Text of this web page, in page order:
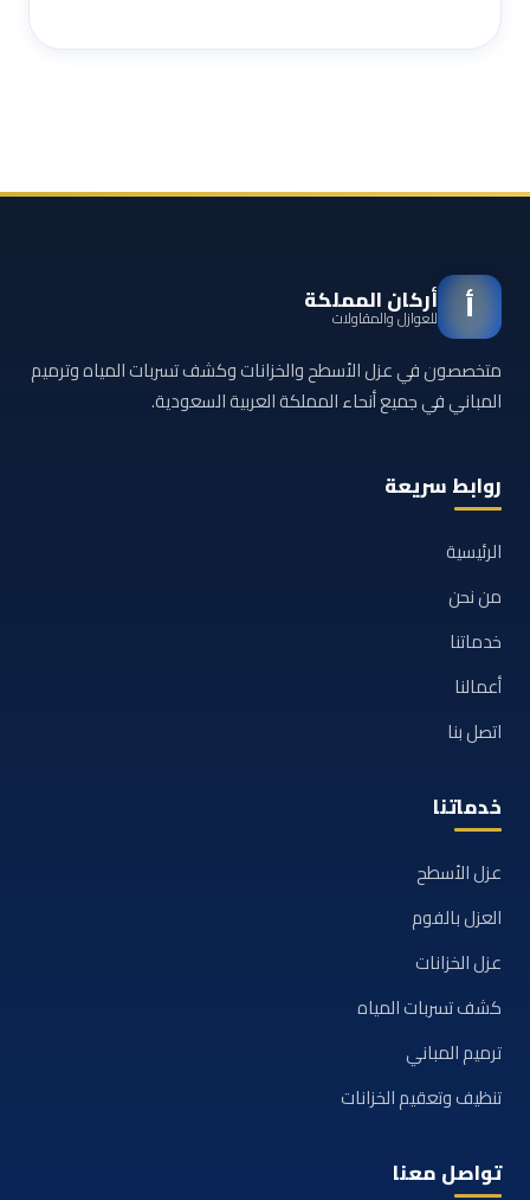
أ أركان المملكة
للعوازل والمقاولات
متخصصون في عزل الأسطح والخزانات وكشف تسربات المياه وترميم
المباني في جميع أنحاء المملكة العربية السعودية.
روابط سريعة
الرئيسية
من نحن
خدماتنا
أعمالنا
اتصل بنا
خدماتنا
عزل الأسطح
العزل بالفوم
عزل الخزانات
كشف تسربات المياه
ترميم المباني
تنظيف وتعقيم الخزانات
تواصل معنا